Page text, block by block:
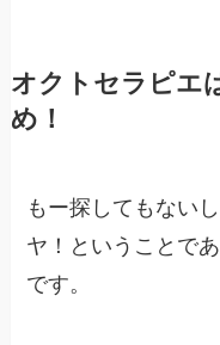
オクトセラピエ
め！
もー探してもない
ヤ！ということで
です。